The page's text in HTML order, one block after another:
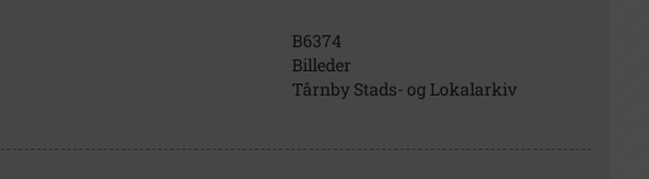
B6374
Billeder
Tårnby Stads- og Lokalarkiv